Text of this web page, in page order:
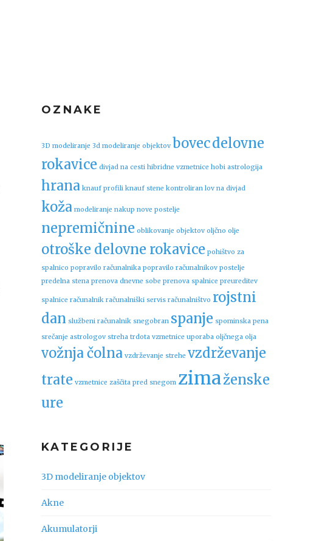
OZNAKE
3D modeliranje 3d modeliranje objektov bovecdelovne
rokavice divjad na cesti hibridne vzmetnice hobi astrologija
hrana knauf profili knauf stene kontroliran lov na divjad
koža modeliranje nakup nove postelje
nepremičnine oblikovanje objektov oljčno olje
otroške delovne rokavice pohištvo za
spalnico popravilo računalnika popravilo računalnikov postelje
predelna stena prenova dnevne sobe prenova spalnice preureditev
spalnice računalnik računalniški servis računalništvo rojstni
dan službeni računalnik snegobran spanje spominska pena
srečanje astrologov streha trdota vzmetnice uporaba oljčnega olja
vožnja čolna vzdrževanje strehe vzdrževanje
trate vzmetnice zaščita pred snegom zimaženske
ure
KATEGORIJE
3D modeliranje objektov
Akne
Akumulatorji